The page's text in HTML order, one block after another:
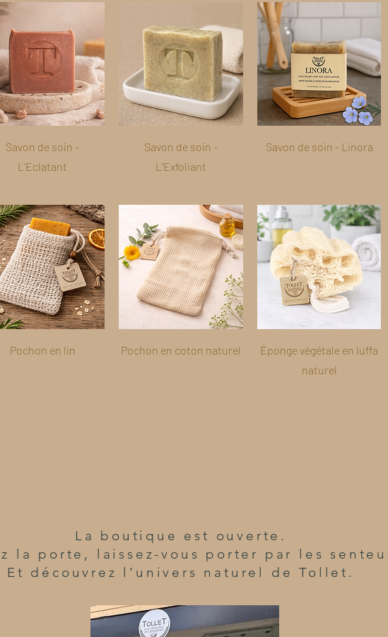
Savon de soin -
L'Eclatant
Savon de soin -
L'Exfoliant
Savon de soin - Linora
Pochon en lin Pochon en coton naturel
Éponge végétale en luffa
naturel
La boutique est ouverte.
la porte, laissez-vous porter par les
Et découvrez l’univers naturel de Tollet.